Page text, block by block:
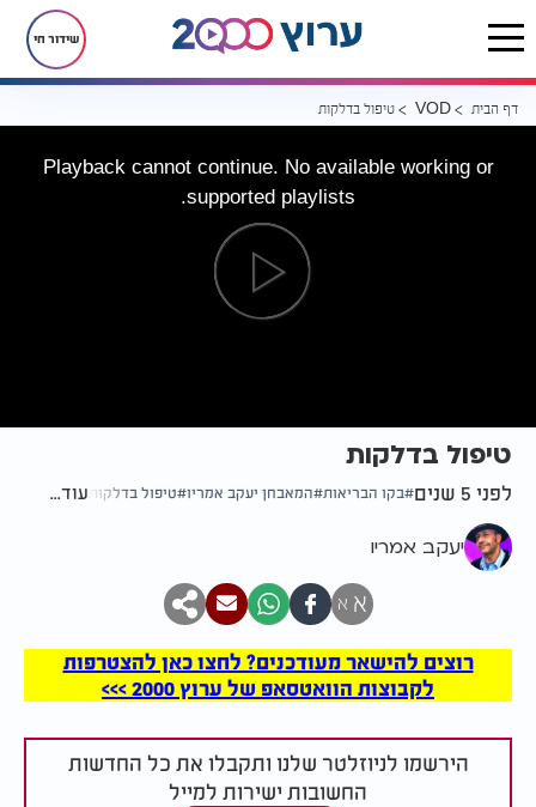
שידור חי
דף הבית VOD טיפול בדלקות
Playback cannot continue. No available working or
supported playlists.
טיפול בדלקות
לפני 5 שנים בקו הבריאות המאבחן יעקב אמריו טיפול בדלקות עוד...
יעקב אמריו
א א
רוצים להישאר מעודכנים? לחצו כאן להצטרפות
לקבוצות הוואטסאפ של ערוץ 2000 >>>
הירשמו לניוזלטר שלנו ותקבלו את כל החדשות
החשובות ישירות למייל